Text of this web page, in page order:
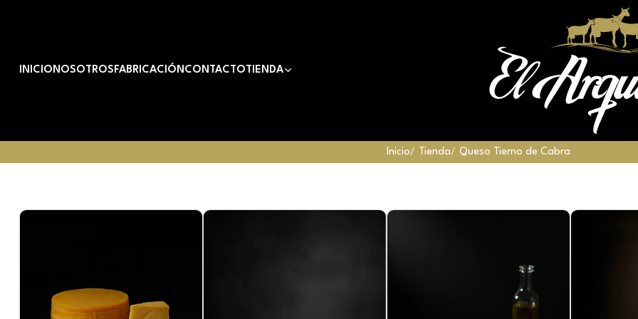
INICIONOSOTROSFABRICACIÓNCONTACTO TIENDA
Inicio Tienda Queso Tierno de Cabra